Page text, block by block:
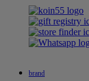
brand